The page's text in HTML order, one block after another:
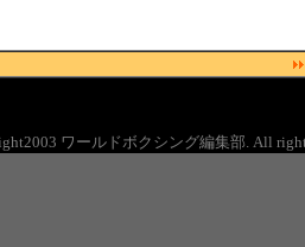
ワールドボクシング編集部. All